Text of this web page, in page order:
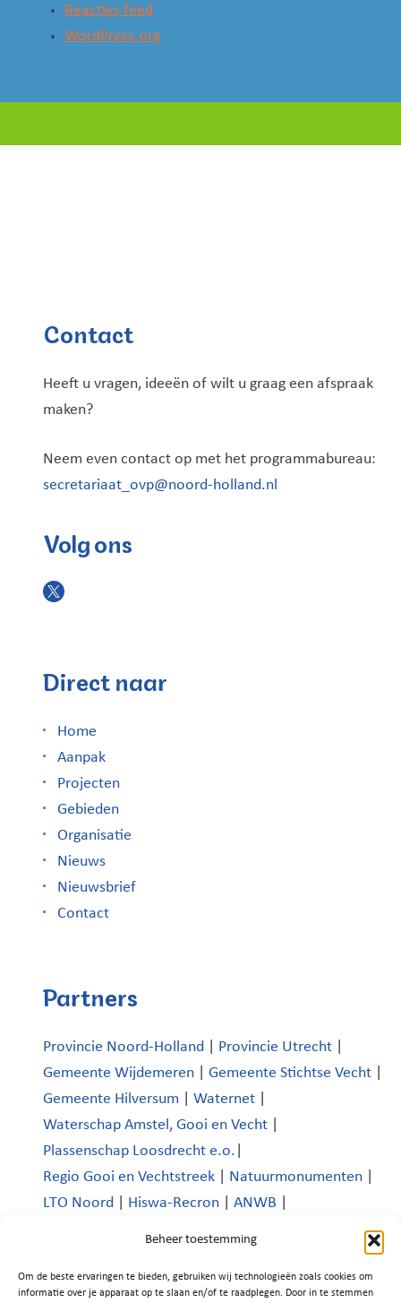
Beheer toestemming
Om de beste ervaringen te bieden, gebruiken wij technologieën zoals cookies om
informatie over je apparaat op te slaan en/of te raadplegen. Door in te stemmen
Reacties feed
WordPress.org
Contact
Heeft u vragen, ideeën of wilt u graag een afspraak
maken?
Neem even contact op met het programmabureau:
secretariaat_ovp@noord-holland.nl
Volg ons
Direct naar
Home
Aanpak
Projecten
Gebieden
Organisatie
Nieuws
Nieuwsbrief
Contact
Partners
Provincie Noord-Holland Provincie Utrecht
Gemeente Wijdemeren
Gemeente Stichtse Vecht
Gemeente Hilversum
Waternet
Waterschap Amstel, Gooi en Vecht
Plassenschap Loosdrecht e.o.
Regio Gooi en Vechtstreek
Natuurmonumenten
LTO Noord
Hiswa-Recron ANWB
Platform Recreatie en Toerisme Wijdemeren|